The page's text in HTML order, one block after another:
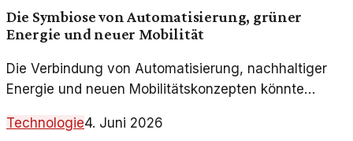
Luftfahrt auf.
Die Symbiose von Automatisierung, grüner
Energie und neuer Mobilität
Die Verbindung von Automatisierung, nachhaltiger
Energie und neuen Mobilitätskonzepten könnte
sind die aufkommenden Trends und Technologien,
Technologie4. Juni 2026